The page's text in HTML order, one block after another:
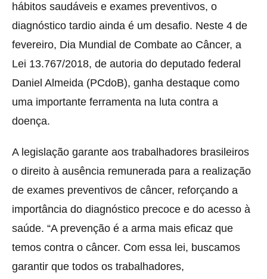
hábitos saudáveis e exames preventivos, o
diagnóstico tardio ainda é um desafio. Neste 4 de
fevereiro, Dia Mundial de Combate ao Câncer, a
Lei 13.767/2018, de autoria do deputado federal
Daniel Almeida (PCdoB), ganha destaque como
uma importante ferramenta na luta contra a
doença.
A legislação garante aos trabalhadores brasileiros
o direito à ausência remunerada para a realização
de exames preventivos de câncer, reforçando a
importância do diagnóstico precoce e do acesso à
saúde. “A prevenção é a arma mais eficaz que
temos contra o câncer. Com essa lei, buscamos
garantir que todos os trabalhadores,